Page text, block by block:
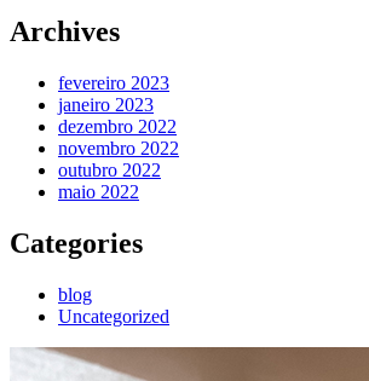
Archives
fevereiro 2023
janeiro 2023
dezembro 2022
novembro 2022
outubro 2022
maio 2022
Categories
blog
Uncategorized